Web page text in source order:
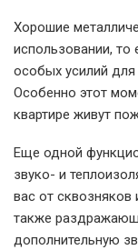
Хорошие
использовании,
особых усилий
Особенно этот
квартире живут
Еще одной
звуко- и
вас от сквозняков
также
дополнительную